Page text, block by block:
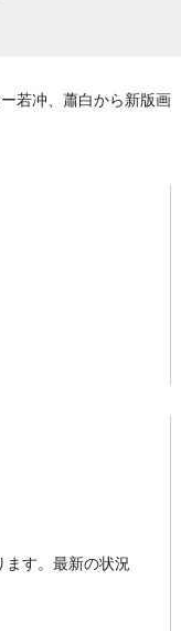
若冲、蕭白から新版画
ます。最新の状況